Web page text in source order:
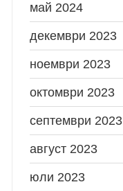
май 2024
декември 2023
ноември 2023
октомври 2023
септември 2023
август 2023
юли 2023